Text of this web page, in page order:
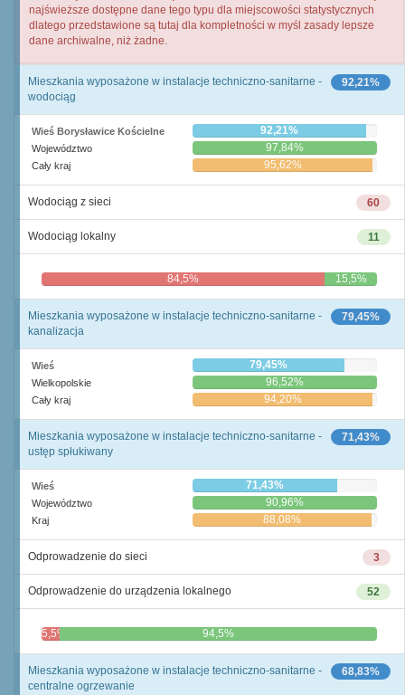
najświeższe dostępne dane tego typu dla miejscowości statystycznych
dlatego przedstawione są tutaj dla kompletności w myśl zasady lepsze
dane archiwalne, niż żadne.
92,21%
Mieszkania wyposażone w instalacje techniczno-sanitarne -
wodociąg
Wieś Borysławice Kościelne 92,21%
Województwo 97,84%
Cały kraj 95,62%
60
Wodociąg z sieci
11
Wodociąg lokalny
84,5% 15,5%
79,45%
Mieszkania wyposażone w instalacje techniczno-sanitarne -
kanalizacja
Wieś 79,45%
Wielkopolskie 96,52%
Cały kraj 94,20%
71,43%
Mieszkania wyposażone w instalacje techniczno-sanitarne -
ustęp spłukiwany
Wieś 71,43%
Województwo 90,96%
Kraj 88,08%
3
Odprowadzenie do sieci
52
Odprowadzenie do urządzenia lokalnego
5,5% 94,5%
68,83%
Mieszkania wyposażone w instalacje techniczno-sanitarne -
centralne ogrzewanie